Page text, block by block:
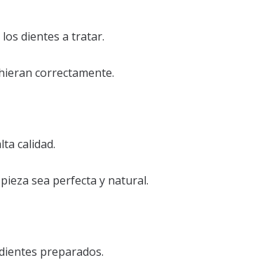
los dientes a tratar.
correctamente.
calidad.
sea perfecta y natural.
preparados.